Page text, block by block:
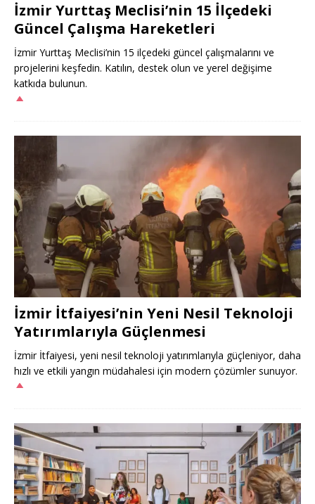
İzmir Yurttaş Meclisi’nin 15 İlçedeki
Güncel Çalışma Hareketleri
İzmir Yurttaş Meclisi’nin 15 ilçedeki güncel çalışmalarını ve
projelerini keşfedin. Katılın, destek olun ve yerel değişime
katkıda bulunun.
İzmir İtfaiyesi’nin Yeni Nesil Teknoloji
Yatırımlarıyla Güçlenmesi
İzmir İtfaiyesi, yeni nesil teknoloji yatırımlarıyla güçleniyor, daha
hızlı ve etkili yangın müdahalesi için modern çözümler sunuyor.